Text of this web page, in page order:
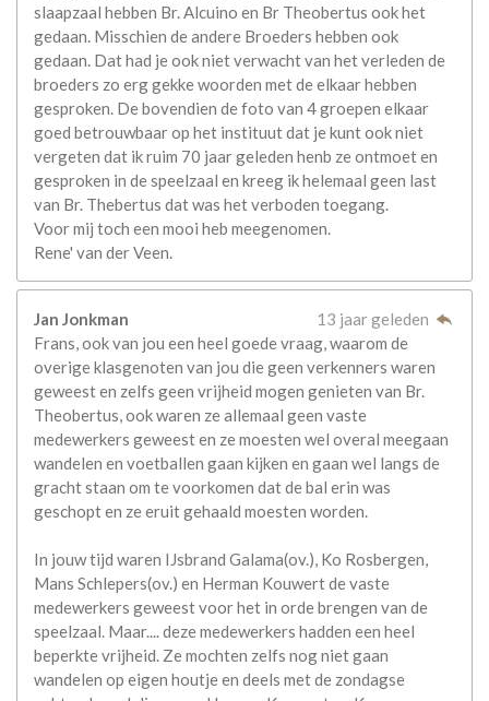
slaapzaal hebben Br. Alcuino en Br Theobertus ook het
gedaan. Misschien de andere Broeders hebben ook
gedaan. Dat had je ook niet verwacht van het verleden de
broeders zo erg gekke woorden met de elkaar hebben
gesproken. De bovendien de foto van 4 groepen elkaar
goed betrouwbaar op het instituut dat je kunt ook niet
vergeten dat ik ruim 70 jaar geleden henb ze ontmoet en
gesproken in de speelzaal en kreeg ik helemaal geen last
van Br. Thebertus dat was het verboden toegang.
Voor mij toch een mooi heb meegenomen.
Rene' van der Veen.
Jan Jonkman
13 jaar geleden
Frans, ook van jou een heel goede vraag, waarom de
overige klasgenoten van jou die geen verkenners waren
geweest en zelfs geen vrijheid mogen genieten van Br.
Theobertus, ook waren ze allemaal geen vaste
medewerkers geweest en ze moesten wel overal meegaan
wandelen en voetballen gaan kijken en gaan wel langs de
gracht staan om te voorkomen dat de bal erin was
geschopt en ze eruit gehaald moesten worden.
In jouw tijd waren IJsbrand Galama(ov.), Ko Rosbergen,
Mans Schlepers(ov.) en Herman Kouwert de vaste
medewerkers geweest voor het in orde brengen van de
speelzaal. Maar.... deze medewerkers hadden een heel
beperkte vrijheid. Ze mochten zelfs nog niet gaan
wandelen op eigen houtje en deels met de zondagse